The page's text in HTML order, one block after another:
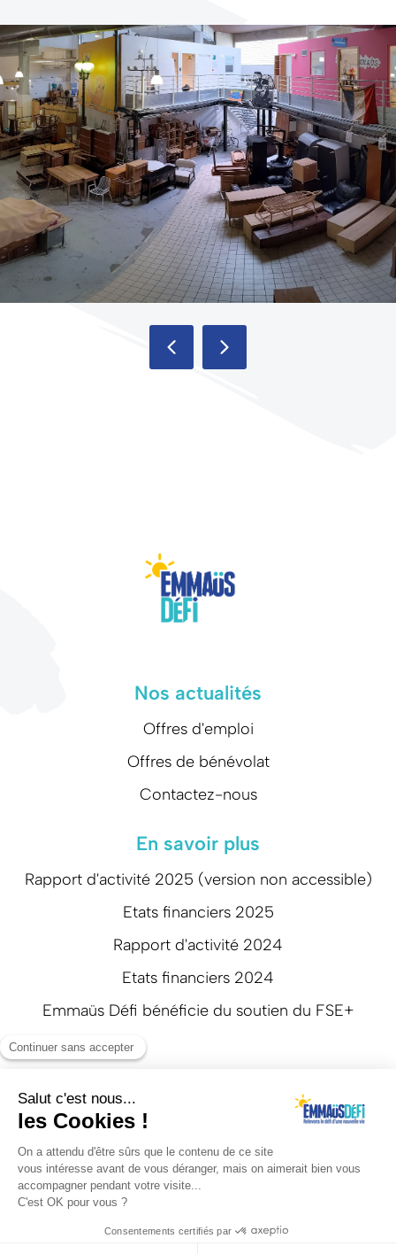
Nos actualités
Offres d'emploi
Offres de bénévolat
Contactez-nous
En savoir plus
Rapport d'activité 2025 (version non accessible)
Etats financiers 2025
Rapport d'activité 2024
Etats financiers 2024
Emmaüs Défi bénéficie du soutien du FSE+
Mentions légales
Politique de confidentialité
Réalisation: Agence web Beyonds